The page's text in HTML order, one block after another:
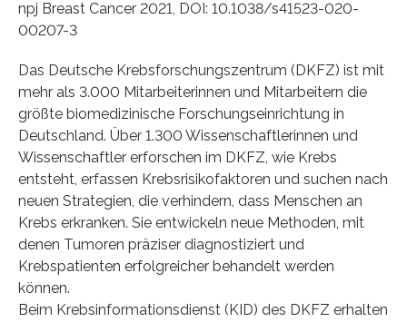
npj Breast Cancer 2021, DOI: 10.1038/s41523-020-
00207-3
Das Deutsche Krebsforschungszentrum (DKFZ) ist mit
mehr als 3.000 Mitarbeiterinnen und Mitarbeitern die
größte biomedizinische Forschungseinrichtung in
Deutschland. Über 1.300 Wissenschaftlerinnen und
Wissenschaftler erforschen im DKFZ, wie Krebs
entsteht, erfassen Krebsrisikofaktoren und suchen nach
neuen Strategien, die verhindern, dass Menschen an
Krebs erkranken. Sie entwickeln neue Methoden, mit
denen Tumoren präziser diagnostiziert und
Krebspatienten erfolgreicher behandelt werden
können.
Beim Krebsinformationsdienst (KID) des DKFZ erhalten